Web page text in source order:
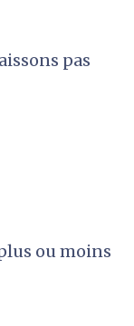
pas
ou moins